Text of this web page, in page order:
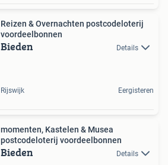
Reizen & Overnachten postcodeloterij
voordeelbonnen
Bieden Details
Rijswijk Eergisteren
momenten, Kastelen & Musea
postcodeloterij voordeelbonnen
Bieden Details